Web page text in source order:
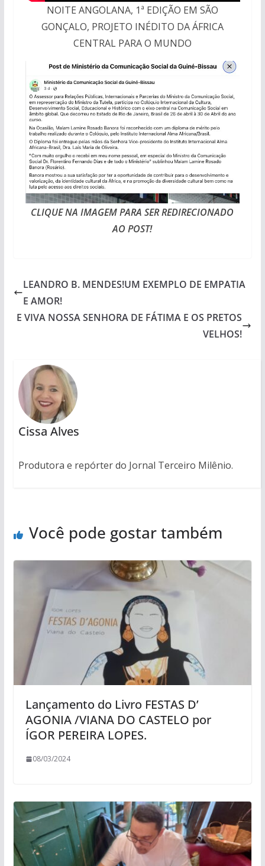
NOITE ANGOLANA, 1ª EDIÇÃO EM SÃO
GONÇALO, PROJETO INÉDITO DA ÁFRICA
CENTRAL PARA O MUNDO
CLIQUE NA IMAGEM PARA SER REDIRECIONADO
AO POST!
LEANDRO B. MENDES!UM EXEMPLO DE EMPATIA
E AMOR!
E VIVA NOSSA SENHORA DE FÁTIMA E OS PRETOS
VELHOS!
Cissa Alves
Produtora e repórter do Jornal Terceiro Milênio.
Você pode gostar também
Lançamento do Livro FESTAS D’
AGONIA /VIANA DO CASTELO por
ÍGOR PEREIRA LOPES.
08/03/2024